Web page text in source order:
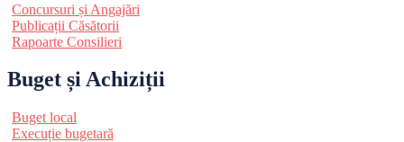
Concursuri și Angajări
Publicații Căsătorii
Rapoarte Consilieri
Buget și Achiziții
Buget local
Execuție bugetară